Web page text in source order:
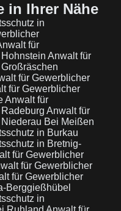
in Ihrer Nähe
in
für
Anwalt für
für Gewerblicher
für Gewerblicher
Anwalt für
Anwalt für
Bei Meißen
in Burkau
in Bretnig-
für Gewerblicher
für Gewerblicher
für Gewerblicher
Berggießhübel
in